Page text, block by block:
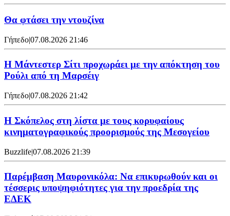
Θα φτάσει την ντουζίνα
Γήπεδο|07.08.2026 21:46
Η Μάντεστερ Σίτι προχωράει με την απόκτηση του
Ρούλι από τη Μαρσέιγ
Γήπεδο|07.08.2026 21:42
Η Σκόπελος στη λίστα με τους κορυφαίους
κινηματογραφικούς προορισμούς της Μεσογείου
Buzzlife|07.08.2026 21:39
Παρέμβαση Μαυρονικόλα: Να επικυρωθούν και οι
τέσσερις υποψηφιότητες για την προεδρία της
ΕΔΕΚ